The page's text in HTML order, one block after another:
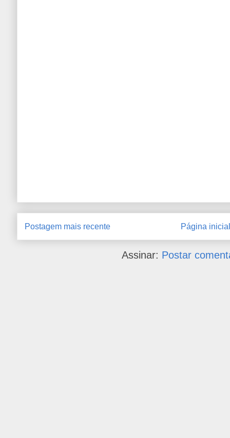
Postagem mais recente Página inicial
Assinar: Postar